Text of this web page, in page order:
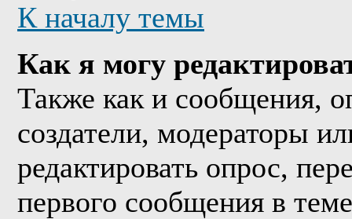
К началу темы
Как я могу
Также как и сообщения,
создатели, модераторы
редактировать опрос,
первого сообщения в